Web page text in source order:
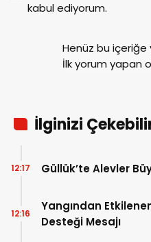
kabul ediyorum.
Henüz bu içeriğe
İlk yorum yapan
İlginizi
Güllük’te Alevler
12:17
Yangından
Desteği Mesajı
12:16